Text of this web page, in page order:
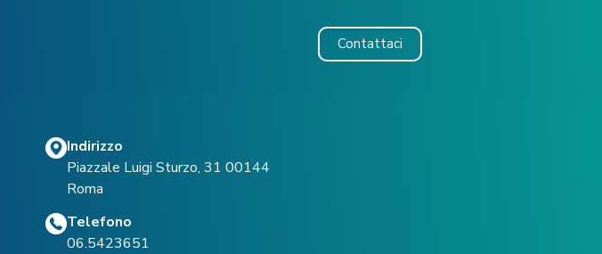
Contattaci
Indirizzo
Piazzale Luigi Sturzo, 31 00144
Roma
Telefono
06.5423651